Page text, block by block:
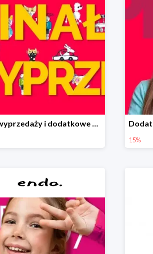
Finał wyprzedaży i dodatkowe 15%
15%